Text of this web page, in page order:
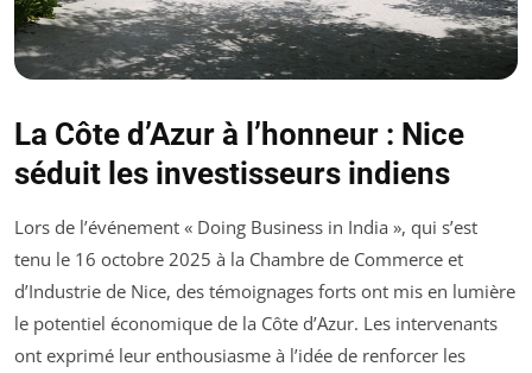
La Côte d’Azur à l’honneur : Nice
séduit les investisseurs indiens
Lors de l’événement « Doing Business in India », qui s’est
tenu le 16 octobre 2025 à la Chambre de Commerce et
d’Industrie de Nice, des témoignages forts ont mis en lumière
le potentiel économique de la Côte d’Azur. Les intervenants
ont exprimé leur enthousiasme à l’idée de renforcer les